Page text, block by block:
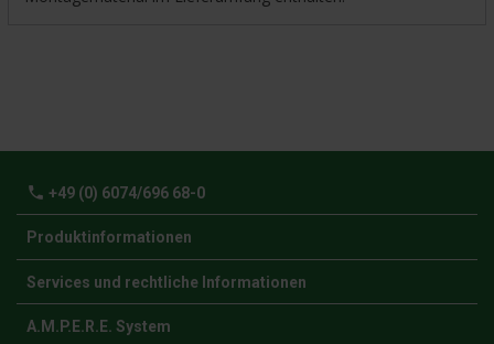
phone +49 (0) 6074/696 68-0
Produktinformationen
Services und rechtliche Informationen
A.M.P.E.R.E. System